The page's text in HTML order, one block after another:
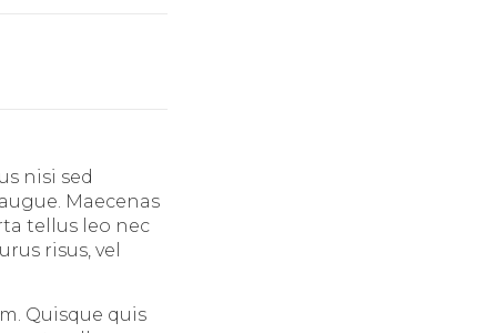
nisi sed
Maecenas
tellus leo nec
risus, vel
Quisque quis